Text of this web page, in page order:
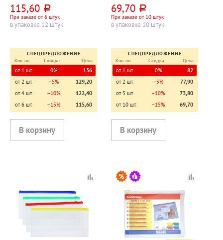
ассорти
115,60 руб.
При заказе от 6 штук
в упаковке 12 штук
СПЕЦПРЕДЛОЖЕНИЕ
Кол-во
Скидка Цена
от 1 шт. 0%
136
от 2 шт.
−5%
129,20
от 4 шт.
−10%
122,40
от 6 шт.
−15% 115,60
ассорти, с сеткой внутри
69,70 руб.
При заказе от 10 штук
в упаковке 10 штук
СПЕЦПРЕДЛОЖЕНИЕ
Кол-во
Скидка Цена
от 1 шт. 0%
82
от 2 шт.
−5%
77,90
от 5 шт.
−10%
73,80
от 10 шт.
−15% 69,70